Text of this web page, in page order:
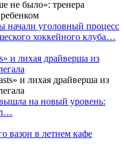
начали уголовный процесс
хоккейного клуба…
и лихая драйверша из
на новый уровень:
вазон в летнем кафе